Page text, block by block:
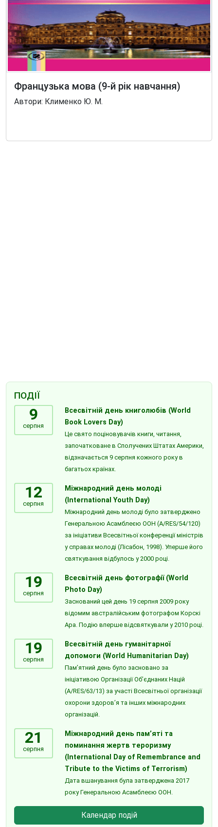
Французька мова (9-й рік навчання)
Автори: Клименко Ю. М.
ПОДІЇ
9
серпня
Всесвітній день книголюбів (World
Book Lovers Day)
Це свято поціновувачів книги, читання,
започатковане в Сполучених Штатах Америки,
відзначається 9 серпня кожного року в
багатьох країнах.
12
серпня
Міжнародний день молоді
(International Youth Day)
Міжнародний день молоді було затверджено
Генеральною Асамблеєю ООН (A/RES/54/120)
за ініціативи Всесвітньої конференції міністрів
у справах молоді (Лісабон, 1998). Уперше його
святкування відбулось у 2000 році.
19
серпня
Всесвітній день фотографії (World
Photo Day)
Заснований цей день 19 серпня 2009 року
відомим австралійським фотографом Корскі
Ара. Подію вперше відсвяткували у 2010 році.
19
серпня
Всесвітній день гуманітарної
допомоги (World Humanitarian Day)
Пам’ятний день було засновано за
ініціативою Організації Об’єднаних Націй
(A/RES/63/13) за участі Всесвітньої організації
охорони здоров’я та інших міжнародних
організацій.
21
серпня
Міжнародний день пам’яті та
поминання жертв тероризму
(International Day of Remembrance and
Tribute to the Victims of Terrorism)
Дата вшанування була затверджена 2017
року Генеральною Асамблеєю ООН.
Календар подій